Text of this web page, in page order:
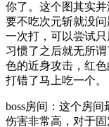
你了。这个图其实
要不吃次元斩就没
一次打，可以尝试
习惯了之后就无所
色的近身攻击，红
打错了马上吃一个。
boss房间：这个房
伤害非常高，对于